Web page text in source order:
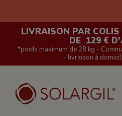
LIVRAISON PAR COLIS
DE 129 €
*poids maximum de 28 kg -
- livraison à